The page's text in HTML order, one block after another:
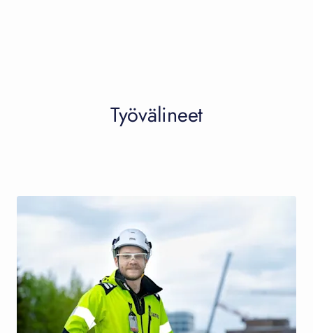
Työvälineet